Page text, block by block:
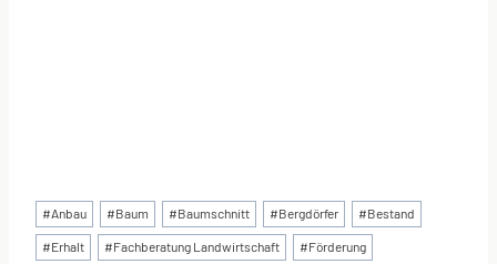
Schlagworte:
#Anbau #Baum #Baumschnitt #Bergdörfer #Bestand
#Erhalt #Fachberatung Landwirtschaft #Förderung